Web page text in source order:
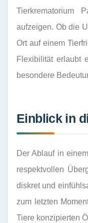
Tierkrematorium
aufzeigen. Ob die
Ort auf einem
Flexibilität erlaubt
besondere
Einblick in
Der Ablauf in
respektvollen
diskret und
zum letzten
Tiere konzipierten